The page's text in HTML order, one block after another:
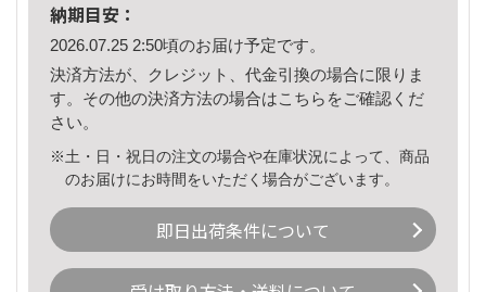
納期目安：
2026.07.25 2:50頃のお届け予定です。
決済方法が、クレジット、代金引換の場合に限りま
す。その他の決済方法の場合はこちら をご確認くだ
さい。
※土・日・祝日の注文の場合や在庫状況によって、商品
のお届けにお時間をいただく場合がございます。
即日出荷条件について